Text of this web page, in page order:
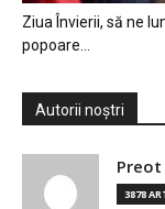
Ziua Învierii, să ne
popoare…
Autorii noștri
Preot
3878